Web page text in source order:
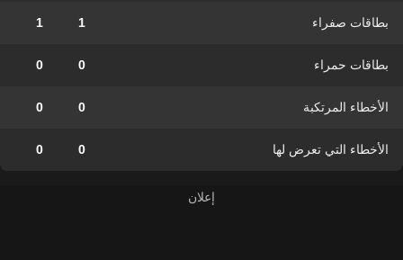
بطاقات صفراء 1
1
بطاقات حمراء 0
0
الأخطاء المرتكبة 0
0
الأخطاء التي تعرض لها 0
0